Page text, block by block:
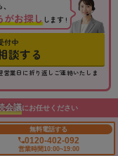
会議にお任せください
無料電話する
0120-402-092
営業時間10:00~19:00
がお探し します !
付中
談する
業日に折り返しご連絡いたしま
Rights Reserved.